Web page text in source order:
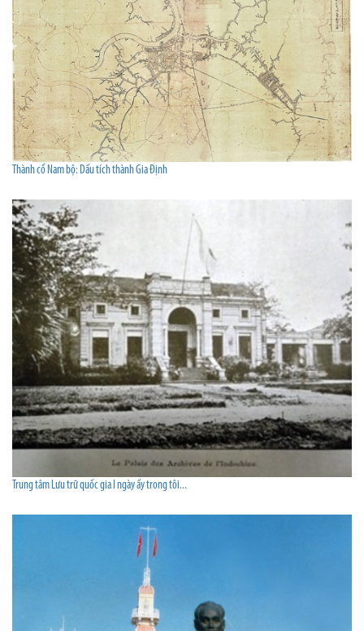
Thành cổ Nam bộ: Dấu tích thành Gia Định
Trung tâm Lưu trữ quốc gia I ngày ấy trong tôi...